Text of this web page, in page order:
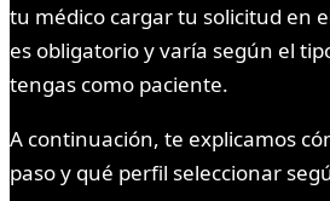
tu médico cargar tu solicitud en
es obligatorio y varía según el
tengas como paciente.
A continuación, te explicamos
paso y qué perfil seleccionar